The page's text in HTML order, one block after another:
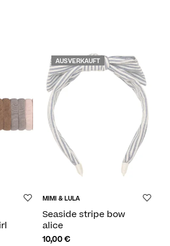
AUSVERKAUFT
MIMI & LULA
Seaside stripe bow
alice
10,00€